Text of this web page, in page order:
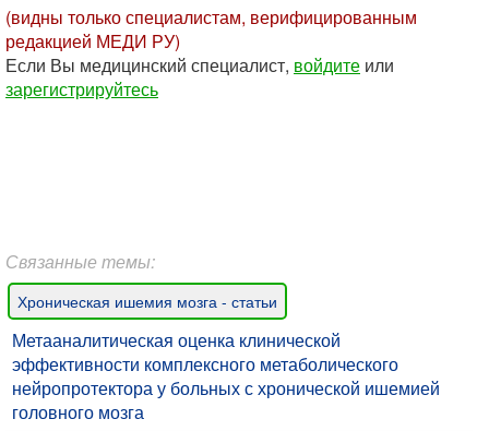
(видны только специалистам, верифицированным
редакцией МЕДИ РУ)
Если Вы медицинский специалист, войдите или
зарегистрируйтесь
Связанные темы:
Хроническая ишемия мозга - статьи
​Метааналитическая оценка клинической
эффективности комплексного метаболического
нейропротектора у больных с хронической ишемией
головного мозга